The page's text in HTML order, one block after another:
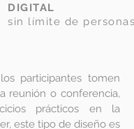
DIGITAL
sin límite de personas
participantes tomen
reunión o conferencia,
prácticos en la
este tipo de diseño es